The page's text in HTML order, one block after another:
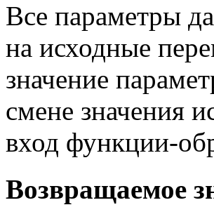
Все параметры
на исходные
значение
смене значения
вход функции-
Возвращаемое